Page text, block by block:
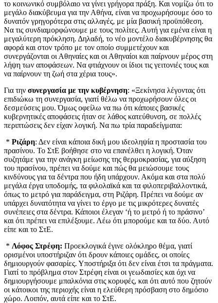
το κοινωνικό συμβόλαιο να γίνει γρήγορα πράξη. Και νομίζω ότι το
μεγάλο διακύβευμα για την Αθήνα, είναι να προχωρήσουμε όσο το
δυνατόν γρηγορότερα στις αλλαγές, με μία βασική προϋπόθεση.
Να τις συνδιαμορφώνουμε με τους πολίτες. Αυτή για εμένα είναι η
μεγαλύτερη πρόκληση. Δηλαδή, το νέο μοντέλο διακυβέρνησης θα
αφορά και στον τρόπο με τον οποίο συμμετέχουν και
συνεργάζονται οι Αθηναίες και οι Αθηναίοι και παίρνουν μέρος στη
λήψη των αποφάσεων. Να φτιάχνουν οι ίδιοι τις γειτονιές τους και
να παίρνουν τη ζωή στα χέρια τους».
Για την συνεργασία με την κυβέρνηση: «Ξεκίνησα λέγοντας ότι
επιδιώκω τη συνεργασία, γιατί θέλω να προχωρήσουν όλες οι
δεσμεύσεις μου. Όμως οφείλω να πω ότι κάποιες βασικές
κυβερνητικές αποφάσεις ήταν σε λάθος κατεύθυνση, σε πολλές
περιπτώσεις δεν είχαν λογική. Να πω τρία παραδείγματα:
* Ριζάρη: Δεν είναι κάποια δική μου ιδεοληψία η προστασία του
πρασίνου. Το ΣτΕ βοήθησε στο να επανέλθει η λογική. Όταν
συζητάμε για την ανάγκη μείωσης της θερμοκρασίας, για αύξηση
του πρασίνου, πρέπει να δούμε και πώς θα μειώσουμε τους
κινδύνους για τα δέντρα που ήδη υπάρχουν. Ακόμα και στα πολύ
μεγάλα έργα υποδομής, τα φιλολαϊκά και τα φιλοπεριβαλλοντικά,
όπως το μετρό για παράδειγμα, στη Ριζάρη. Πρέπει να δούμε αν
υπάρχει δυνατότητα να γίνει το έργο με τις μικρότερες δυνατές
συνέπειες στα δέντρα. Κάποιοι έλεγαν ‘ή το μετρό ή το πράσινο’
και ότι πρέπει να επιλέξουμε. Λέω ότι μπορούμε και τα δύο. Αυτό
είπε και το ΣτΕ.
* Λόφος Στρέφη: Προεκλογικά έγινε ολόκληρο θέμα, γιατί
ορισμένοι υποστήριζαν ότι δρουν κάποιες ομάδες, οι οποίες
δημιουργούν φασαρίες. Υποστήριξα ότι δεν είναι έτσι τα πράγματα.
Γιατί το πρόβλημα στον Στρέφη είναι οι γεωδαισίες και όχι να
δημιουργήσουμε μπαλκόνια στις κορυφές, και ότι αυτό που ζητούν
οι κάτοικοι της περιοχής είναι η ελεύθερη πρόσβαση στο δημόσιο
χώρο. Λοιπόν, αυτά είπε και το ΣτΕ.